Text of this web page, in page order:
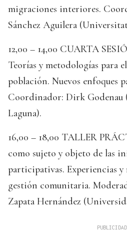
migraciones interiores.
Sánchez Aguilera
12,00 – 14,00 CUARTA
Teorías y metodologías para
población. Nuevos enfoques
Coordinador: Dirk Godenau
Laguna).
16,00 – 18,00 TALLER
como sujeto y objeto de las
participativas. Experiencias y
gestión comunitaria.
Zapata Hernández